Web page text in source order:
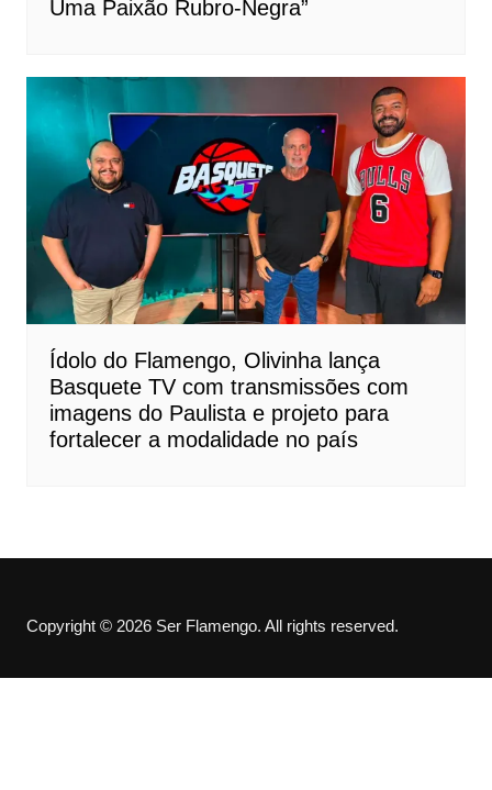
Uma Paixão Rubro-Negra”
Ídolo do Flamengo, Olivinha lança
Basquete TV com transmissões com
imagens do Paulista e projeto para
fortalecer a modalidade no país
Copyright © 2026 Ser Flamengo. All rights reserved.